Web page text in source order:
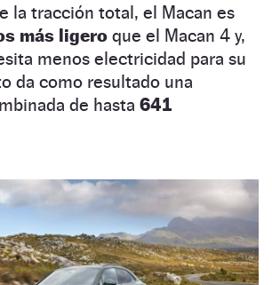
la tracción total, el Macan es
más ligero que el Macan 4 y,
menos electricidad para su
da como resultado una
de hasta 641